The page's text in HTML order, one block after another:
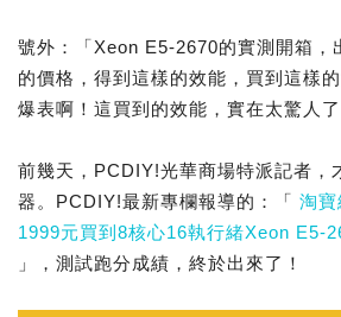
號外：「Xeon E5-2670的實測開箱，
的價格，得到這樣的效能，買到這樣
爆表啊！這買到的效能，實在太驚人了
前幾天，PCDIY!光華商場特派記者，
器。PCDIY!最新專欄報導的：「 淘寶
1999元買到8核心16執行緒Xeon E5-
」，測試跑分成績，終於出來了！